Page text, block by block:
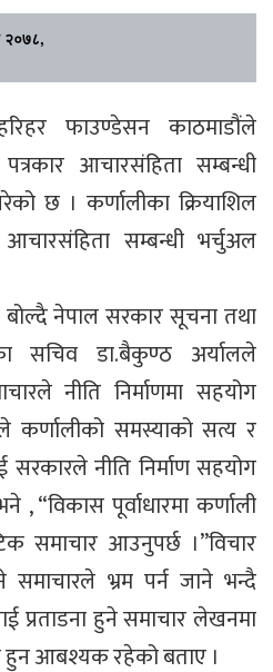
२०७८,
फाउण्डेसन काठमाडौंले
आचारसंहिता सम्बन्धी
छ । कर्णालीका क्रियाशिल
सम्बन्धी भर्चुअल
नेपाल सरकार सूचना तथा
सचिव डा.बैकुण्ठ अर्यालले
नीति निर्माणमा सहयोग
कर्णालीको समस्याको सत्य र
नीति निर्माण सहयोग
“विकास पूर्वाधारमा कर्णाली
समाचार आउनुपर्छ ।”विचार
भ्रम पर्न जाने भन्दै
प्रताडना हुने समाचार लेखनमा
आबश्यक रहेको बताए ।